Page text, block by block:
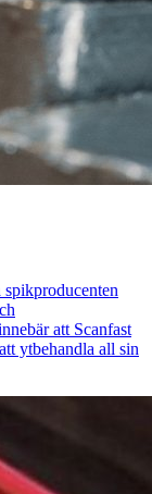
spikproducenten
att Scanfast
ytbehandla all sin